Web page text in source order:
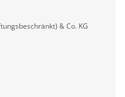
& Co. KG